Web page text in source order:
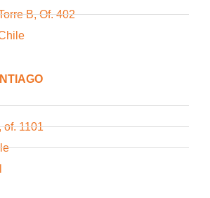
B, Of. 402
of. 1101